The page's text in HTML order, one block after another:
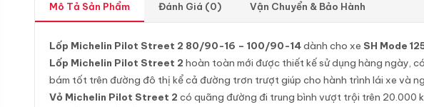
Mô Tả Sản Phẩm Đánh Giá (0) Vận Chuyển & Bảo Hành
Lốp Michelin Pilot Street 2 80/90-16 – 100/90-14dành cho xe SH Mode
Lốp Michelin Pilot Street 2 hoàn toàn mới được thiết kế sử dụng hàng ngày,
bám tốt trên đường đô thị kể cả đường trơn trượt giúp cho hành trình lái xe và
Vỏ Michelin Pilot Street 2 có quãng đường đi trung bình vượt trội trên 20.000